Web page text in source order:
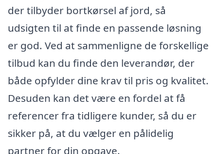
der tilbyder bortkørsel af jord, så
udsigten til at finde en passende løsning
er god. Ved at sammenligne de forskellige
tilbud kan du finde den leverandør, der
både opfylder dine krav til pris og kvalitet.
Desuden kan det være en fordel at få
referencer fra tidligere kunder, så du er
sikker på, at du vælger en pålidelig
partner for din opgave.